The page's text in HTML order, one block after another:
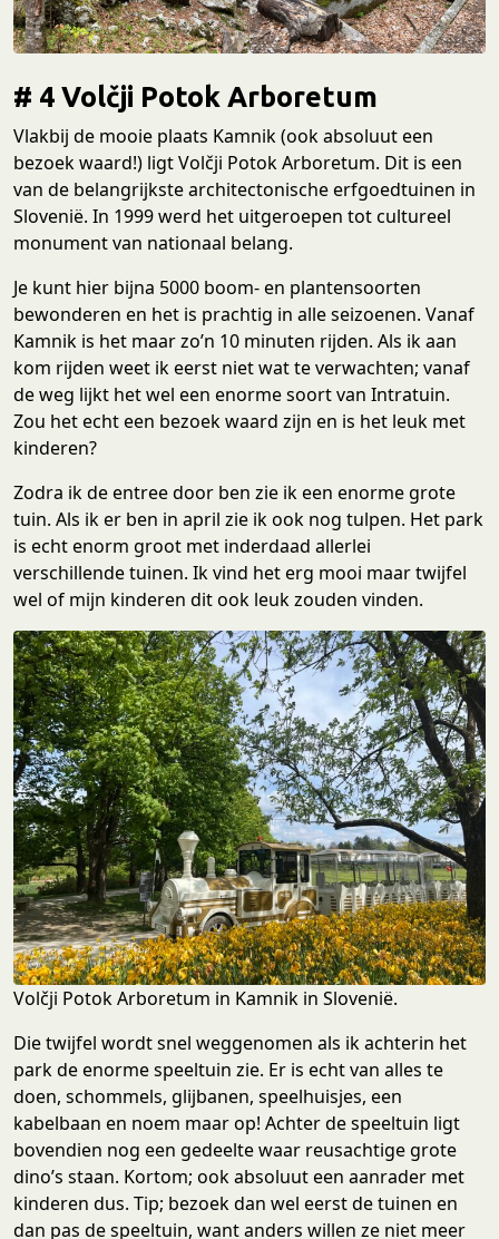
# 4 Volčji Potok Arboretum
Vlakbij de mooie plaats Kamnik (ook absoluut een
bezoek waard!) ligt Volčji Potok Arboretum. Dit is een
van de belangrijkste architectonische erfgoedtuinen in
Slovenië. In 1999 werd het uitgeroepen tot cultureel
monument van nationaal belang.
Je kunt hier bijna 5000 boom- en plantensoorten
bewonderen en het is prachtig in alle seizoenen. Vanaf
Kamnik is het maar zo’n 10 minuten rijden. Als ik aan
kom rijden weet ik eerst niet wat te verwachten; vanaf
de weg lijkt het wel een enorme soort van Intratuin.
Zou het echt een bezoek waard zijn en is het leuk met
kinderen?
Zodra ik de entree door ben zie ik een enorme grote
tuin. Als ik er ben in april zie ik ook nog tulpen. Het park
is echt enorm groot met inderdaad allerlei
verschillende tuinen. Ik vind het erg mooi maar twijfel
wel of mijn kinderen dit ook leuk zouden vinden.
Volčji Potok Arboretum in Kamnik in Slovenië.
Die twijfel wordt snel weggenomen als ik achterin het
park de enorme speeltuin zie. Er is echt van alles te
doen, schommels, glijbanen, speelhuisjes, een
kabelbaan en noem maar op! Achter de speeltuin ligt
bovendien nog een gedeelte waar reusachtige grote
dino’s staan. Kortom; ook absoluut een aanrader met
kinderen dus. Tip; bezoek dan wel eerst de tuinen en
dan pas de speeltuin, want anders willen ze niet meer